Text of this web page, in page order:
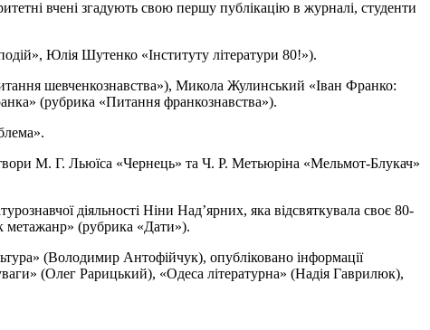
вчені згадують свою першу публікацію в журналі, студенти
Юлія Шутенко «Інституту літератури 80!»).
шевченкознавства»), Микола Жулинський «Іван Франко:
(рубрика «Питання франкознавства»).
М. Г. Льюїса «Чернець» та Ч. Р. Метьюріна «Мельмот-Блукач»
діяльності Ніни Над’ярних, яка відсвяткувала своє 80-
метажанр» (рубрика «Дати»).
(Володимир Антофійчук), опубліковано інформації
(Олег Рарицький), «Одеса літературна» (Надія Гаврилюк),